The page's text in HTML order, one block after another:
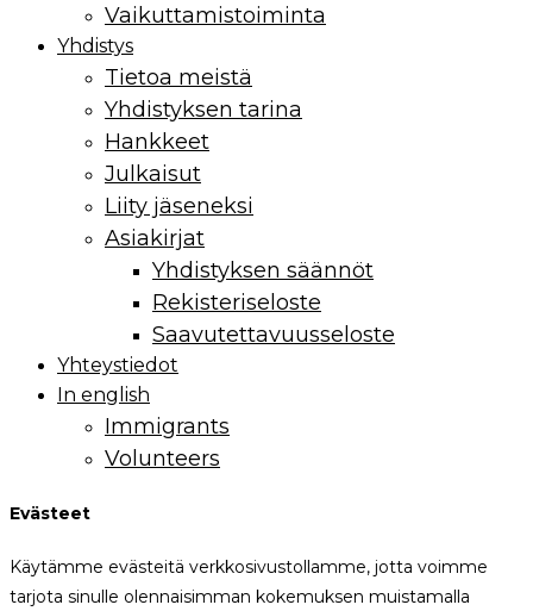
Vaikuttamis­toiminta
Yhdistys
Tietoa meistä
Yhdistyksen tarina
Hankkeet
Julkaisut
Liity jäseneksi
Asiakirjat
Yhdistyksen säännöt
Rekisteriseloste
Saavutettavuusseloste
Yhteystiedot
In english
Immigrants
Volunteers
Evästeet
Käytämme evästeitä verkkosivustollamme, jotta voimme
tarjota sinulle olennaisimman kokemuksen muistamalla